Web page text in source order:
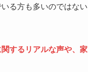
る方も多いのではない
するリアルな声や、家